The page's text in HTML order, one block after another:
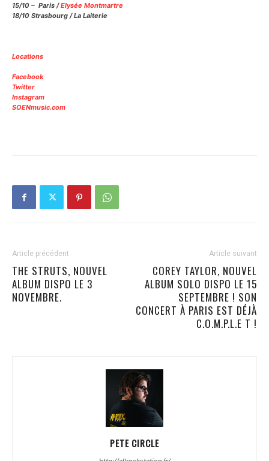
15/10 – Paris /Elysée Montmartre
18/10 Strasbourg / La Laiterie
Locations
Facebook
Twitter
Instagram
SOENmusic.com
Article précédent
THE STRUTS, NOUVEL
ALBUM DISPO LE 3
NOVEMBRE.
Article suivant
COREY TAYLOR, NOUVEL
ALBUM SOLO DISPO LE 15
SEPTEMBRE ! SON
CONCERT À PARIS EST DÉJÀ
C.O.M.P.L.E T !
PETE CIRCLE